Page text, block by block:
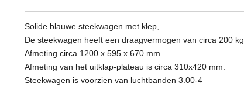
Solide blauwe steekwagen met klep,
De steekwagen heeft een draagvermogen van circa 200 kg.
Afmeting circa 1200 x 595 x 670 mm.
Afmeting van het uitklap-plateau is circa 310x420 mm.
Steekwagen is voorzien van luchtbanden 3.00-4